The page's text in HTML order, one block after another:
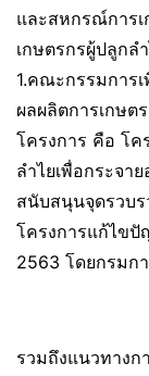
และสหกรณ์การเ
เกษตรกรผู้ปลูกล
1.คณะกรรมการ
ผลผลิตการเกษต
โครงการ คือ โ
ลำไยเพื่อกระจา
สนับสนุนจุดรวบ
โครงการแก้ไข
2563 โดยกรมก
รวมถึงแนวทางก